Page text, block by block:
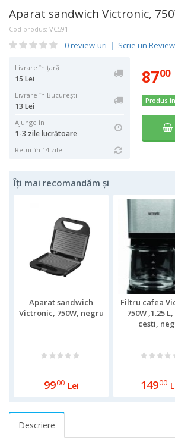
Aparat sandwich Victronic,
Cod produs: VC591
0 review-uri | Scrie un Review
Livrare în țară
15 Lei
Livrare în București
13 Lei
Ajunge în
1-3 zile lucrătoare
Retur în 14 zile
8700
Produs
Îți mai recomandăm și
Aparat sandwich
Victronic, 750W, negru
9900 Lei
Filtru cafea
750W ,1.25
cesti,
14900
Descriere